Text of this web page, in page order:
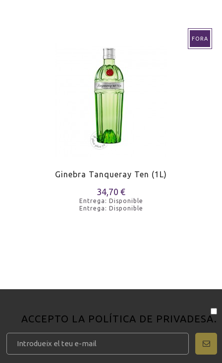
FORA
Ginebra Tanqueray Ten (1L)
34,70 €
Entrega: Disponible
Entrega: Disponible
ACCEPTO LA POLÍTICA DE PRIVADESA.